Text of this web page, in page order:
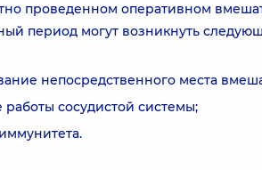
проведенном оперативном
период могут возникнуть
непосредственного места
сосудистой системы;